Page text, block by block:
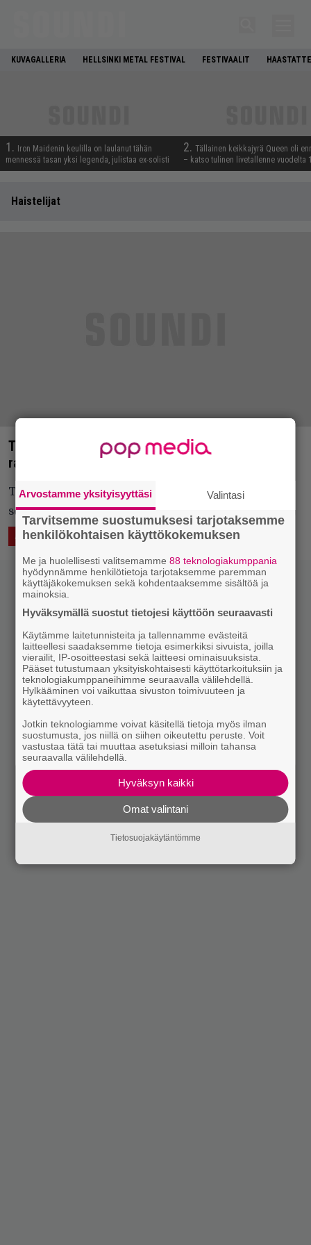
KUVAGALLERIA HELLSINKI METAL FESTIVAL FESTIVAALIT
1.
Iron Maidenin keulilla on laulanut tähän
mennessä tasan yksi legenda, julistaa ex-solisti
2. Tällainen keikkajyrä Queen oli
– katso tulinen livetallenne vuodelta
Haistelijat
Tuumailuja | Hardcoresta harmittomaan
radiopoppiin
Tuumailuja-palstalla arvioidaan kuukausittain
seiskoja ja muita pikkulevyjä.
ÄÄNTÄ 16.11.2016 12:53
Arvostamme yksityisyyttäsi Valintasi
Tarvitsemme suostumuksesi tarjotaksemme
henkilökohtaisen käyttökokemuksen
Me ja huolellisesti valitsemamme88 teknologiakumppania
hyödynnämme henkilötietoja tarjotaksemme paremman
käyttäjäkokemuksen sekä kohdentaaksemme sisältöä ja
mainoksia.
Hyväksymällä suostut tietojesi käyttöön seuraavasti
Käytämme laitetunnisteita ja tallennamme evästeitä
laitteellesi saadaksemme tietoja esimerkiksi sivuista, joilla
vierailit, IP-osoitteestasi sekä laitteesi ominaisuuksista.
Pääset tutustumaan yksityiskohtaisesti käyttötarkoituksiin ja
teknologiakumppaneihimme seuraavalla välilehdellä.
Hylkääminen voi vaikuttaa sivuston toimivuuteen ja
käytettävyyteen.
Jotkin teknologiamme voivat käsitellä tietoja myös ilman
suostumusta, jos niillä on siihen oikeutettu peruste. Voit
vastustaa tätä tai muuttaa asetuksiasi milloin tahansa
seuraavalla välilehdellä.
Hyväksyn kaikki
Omat valintani
Tietosuojakäytäntömme